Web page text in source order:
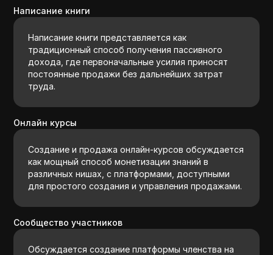
Написание книги
Написание книги представляется как
традиционный способ получения пассивного
дохода, где первоначальные усилия приносят
постоянные продажи без дальнейших затрат
труда.
Онлайн курсы
Создание и продажа онлайн-курсов обсуждается
как мощный способ монетизации знаний в
различных нишах, с платформами, доступными
для простого создания и управления продажами.
Сообщество участников
Обсуждается создание платформы членства на